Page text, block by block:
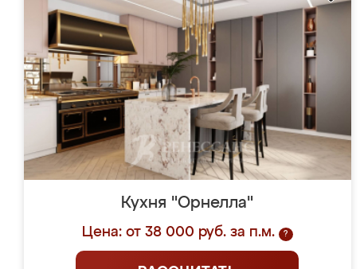
Кухня "Орнелла"
Цена: от 38 000 руб. за п.м. ?